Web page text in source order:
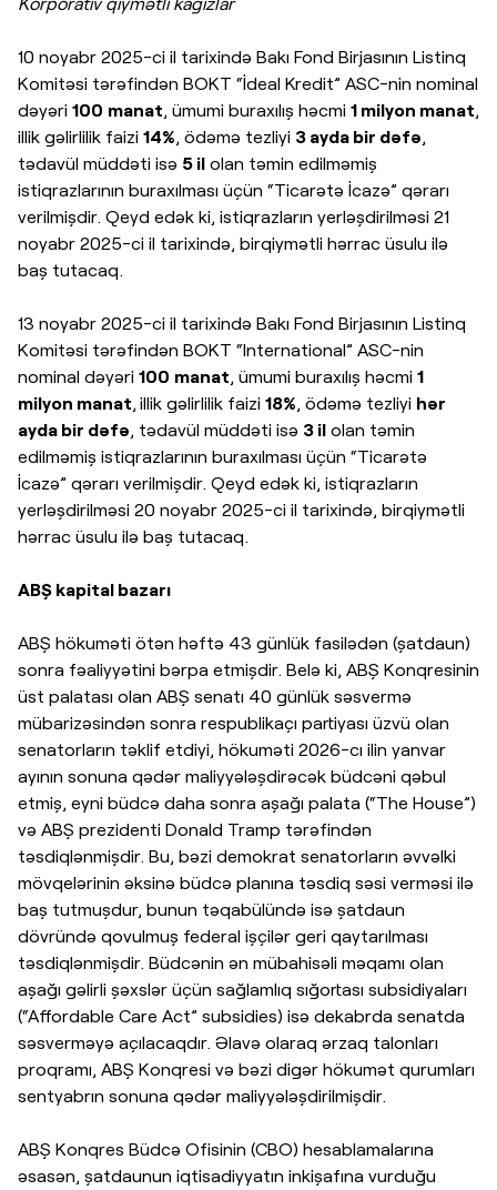
10 noyabr 2025-ci il tarixində Bakı Fond Birjasının Listinq
Komitəsi tərəfindən BOKT “İdeal Kredit” ASC-nin nominal
dəyəri 100 manat, ümumi buraxılış həcmi 1 milyon manat,
illik gəlirlilik faizi 14%, ödəmə tezliyi 3 ayda bir dəfə,
tədavül müddəti isə 5 il olan təmin edilməmiş
istiqrazlarının buraxılması üçün “Ticarətə İcazə” qərarı
verilmişdir. Qeyd edək ki, istiqrazların yerləşdirilməsi 21
noyabr 2025-ci il tarixində, birqiymətli hərrac üsulu ilə
baş tutacaq.
13 noyabr 2025-ci il tarixində Bakı Fond Birjasının Listinq
Komitəsi tərəfindən BOKT “International” ASC-nin
nominal dəyəri 100 manat, ümumi buraxılış həcmi 1
milyon manat, illik gəlirlilik faizi 18%, ödəmə tezliyi hər
ayda bir dəfə, tədavül müddəti isə 3 il olan təmin
edilməmiş istiqrazlarının buraxılması üçün “Ticarətə
İcazə” qərarı verilmişdir. Qeyd edək ki, istiqrazların
yerləşdirilməsi 20 noyabr 2025-ci il tarixində, birqiymətli
hərrac üsulu ilə baş tutacaq.
ABŞ kapital bazarı
ABŞ hökuməti ötən həftə 43 günlük fasilədən (şatdaun)
sonra fəaliyyətini bərpa etmişdir. Belə ki, ABŞ Konqresinin
üst palatası olan ABŞ senatı 40 günlük səsvermə
mübarizəsindən sonra respublikaçı partiyası üzvü olan
senatorların təklif etdiyi, hökuməti 2026-cı ilin yanvar
ayının sonuna qədər maliyyələşdirəcək büdcəni qəbul
etmiş, eyni büdcə daha sonra aşağı palata (“The House”)
və ABŞ prezidenti Donald Tramp tərəfindən
təsdiqlənmişdir. Bu, bəzi demokrat senatorların əvvəlki
mövqelərinin əksinə büdcə planına təsdiq səsi verməsi ilə
baş tutmuşdur, bunun təqabülündə isə şatdaun
dövründə qovulmuş federal işçilər geri qaytarılması
təsdiqlənmişdir. Büdcənin ən mübahisəli məqamı olan
aşağı gəlirli şəxslər üçün sağlamlıq sığortası subsidiyaları
(“Affordable Care Act” subsidies) isə dekabrda senatda
səsverməyə açılacaqdır. Əlavə olaraq ərzaq talonları
proqramı, ABŞ Konqresi və bəzi digər hökumət qurumları
sentyabrın sonuna qədər maliyyələşdirilmişdir.
ABŞ Konqres Büdcə Ofisinin (CBO) hesablamalarına
əsasən, şatdaunun iqtisadiyyatın inkişafına vurduğu